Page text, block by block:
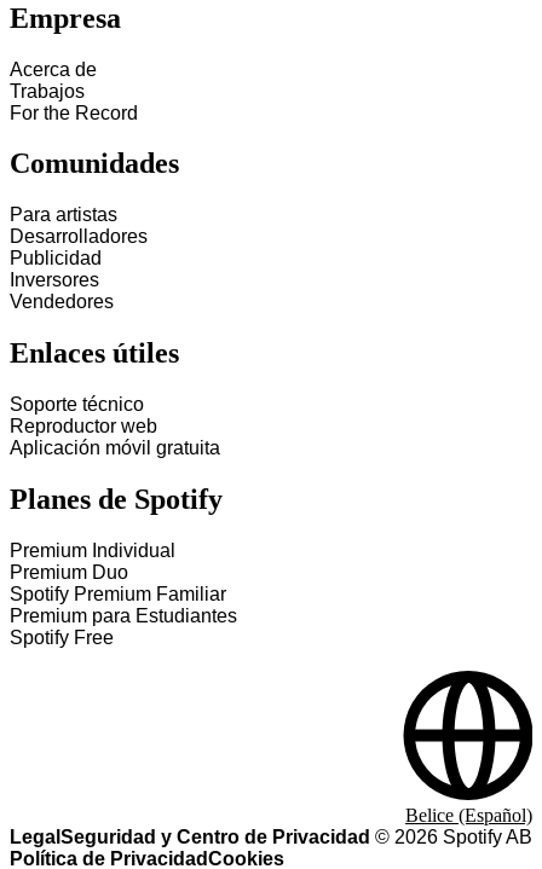
Empresa
Acerca de
Trabajos
For the Record
Comunidades
Para artistas
Desarrolladores
Publicidad
Inversores
Vendedores
Enlaces útiles
Soporte técnico
Reproductor web
Aplicación móvil gratuita
Planes de Spotify
Premium Individual
Premium Duo
Spotify Premium Familiar
Premium para Estudiantes
Spotify Free
Legal Seguridad y Centro de Privacidad
Política de PrivacidadCookies
© 2026 Spotify AB
Belice (Español)